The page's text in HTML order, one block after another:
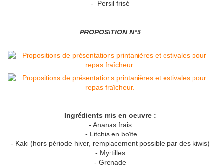
- Persil frisé
PROPOSITION N°5
Ingrédients mis en oeuvre :
- Ananas frais
- Litchis en boîte
- Kaki (hors période hiver, remplacement possible par des kiwis)
- Myrtilles
- Grenade